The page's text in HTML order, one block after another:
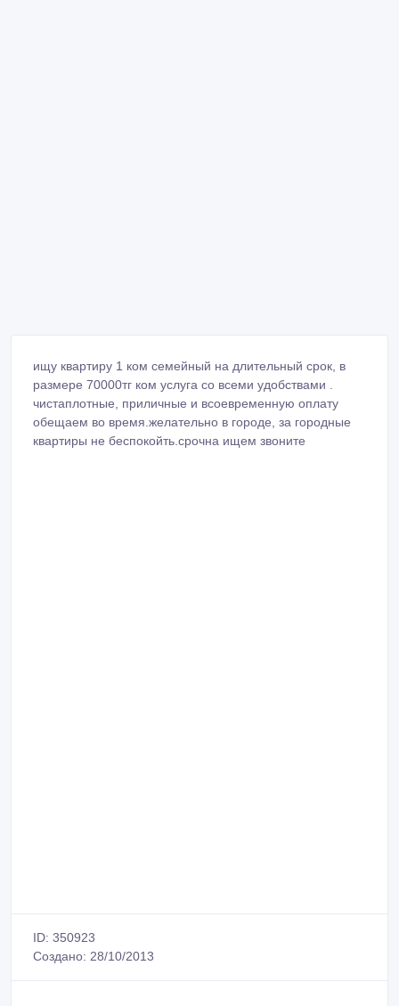
ищу квартиру 1 ком семейный на длительный срок, в
размере 70000тг ком услуга со всеми удобствами .
чистаплотные, приличные и всоевременную оплату
обещаем во время.желательно в городе, за городные
квартиры не беспокойть.срочна ищем звоните
ID: 350923
Создано: 28/10/2013